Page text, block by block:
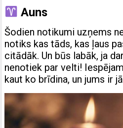
Auns
Šodien notikumi uzņems
notiks kas tāds, kas ļaus
citādāk. Un būs labāk, ja
nenotiek par velti!
kaut ko brīdina, un jums ir